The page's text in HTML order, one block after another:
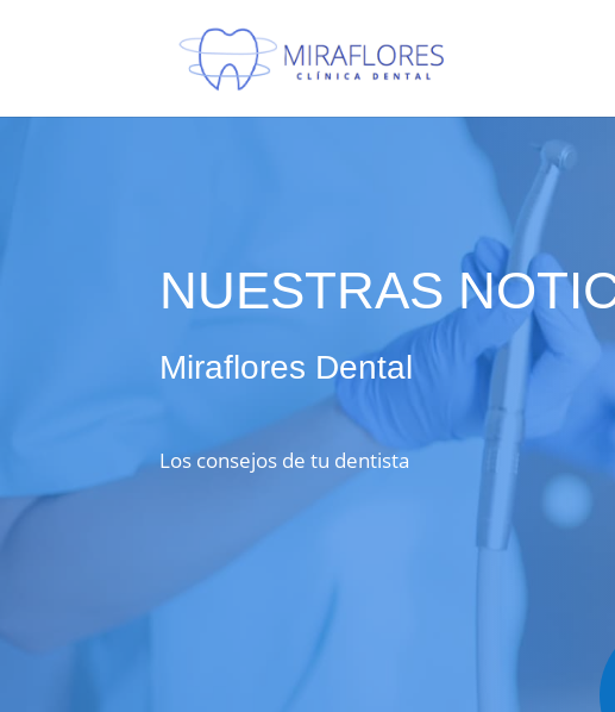
NUESTRAS
Miraflores Dental
Los consejos de tu dentista